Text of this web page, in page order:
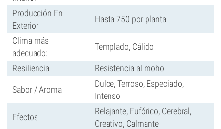
Producción En
Exterior
Hasta 750 por planta
Clima más
adecuado:
Templado, Cálido
Resiliencia Resistencia al moho
Sabor / Aroma
Dulce, Terroso, Especiado,
Intenso
Efectos
Relajante, Eufórico, Cerebral,
Creativo, Calmante